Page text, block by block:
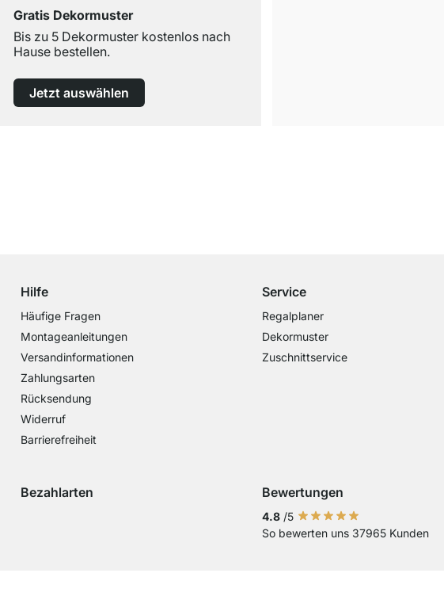
Gratis Dekormuster
Bis zu 5 Dekormuster kostenlos nach
Hause bestellen.
Jetzt auswählen
Hilfe
Häufige Fragen
Montageanleitungen
Versandinformationen
Zahlungsarten
Rücksendung
Widerruf
Barrierefreiheit
Service
Regalplaner
Dekormuster
Zuschnittservice
Bezahlarten
Zahlung mit Sofort Kasse
Zahlung mit Vorkasse
Bewertungen
4.8 /5
So bewerten uns 37965 Kunden